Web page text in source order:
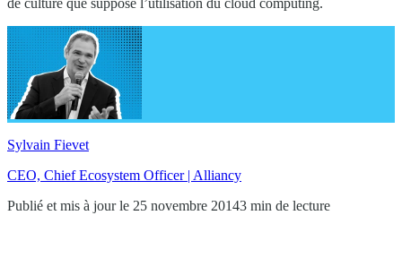
Sylvain Fievet
CEO, Chief Ecosystem Officer | Alliancy
Publié et mis à jour le 25 novembre 20143 min de lecture